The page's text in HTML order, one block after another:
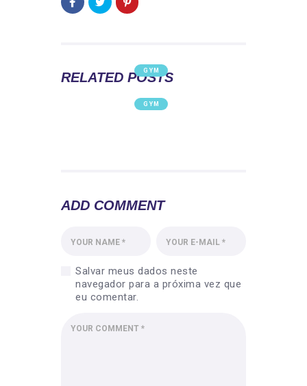
RELATED POSTS
GYM
YOUR IMMUNE SYSTEM
GYM
ADD COMMENT
Salvar meus dados neste
navegador para a próxima vez que
eu comentar.